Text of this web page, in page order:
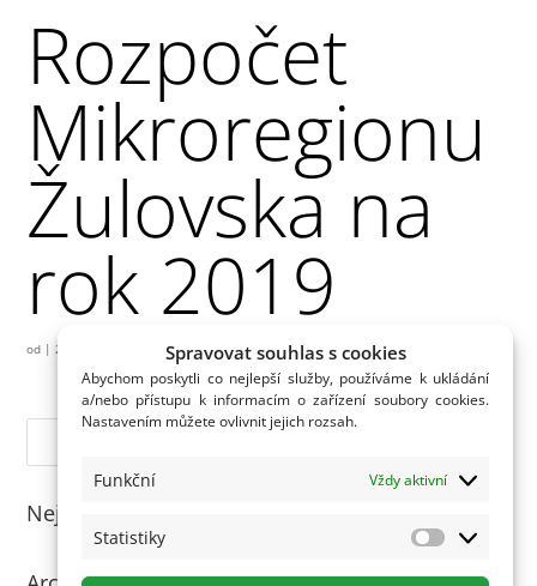
Spravovat souhlas s cookies
Abychom poskytli co nejlepší služby, používáme k ukládání
a/nebo přístupu k informacím o zařízení soubory cookies.
Nastavením můžete ovlivnit jejich rozsah.
Funkční Vždy aktivní
Statistiky Statistiky
Rozpočet
Mikroregionu
Žulovska na
rok 2019
od |2.01.2019
Nejnovější komentáře